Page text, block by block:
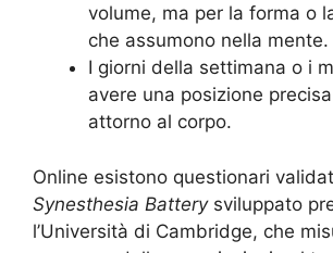
volume, ma per la forma o
che assumono nella mente.
I giorni della settimana o i
avere una posizione
attorno al corpo.
Online esistono questionari
Synesthesia Batterysviluppato
l’Università di Cambridge, che